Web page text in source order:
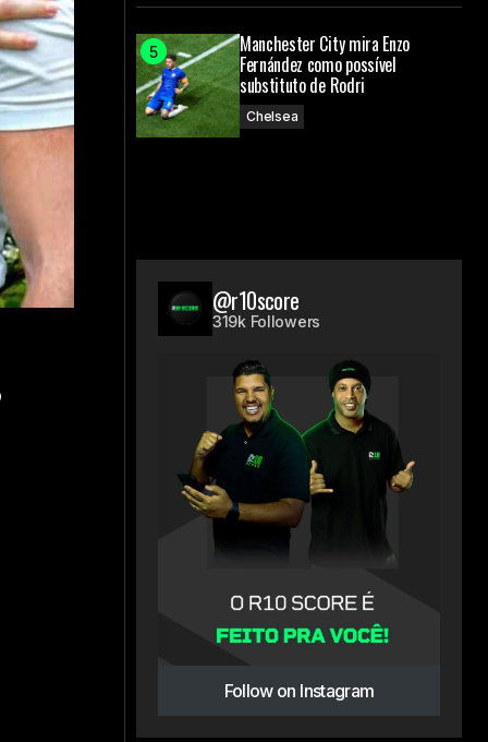
Manchester City mira Enzo
Fernández como possível
substituto de Rodri
Chelsea
@r10score
319k Followers
Follow on Instagram